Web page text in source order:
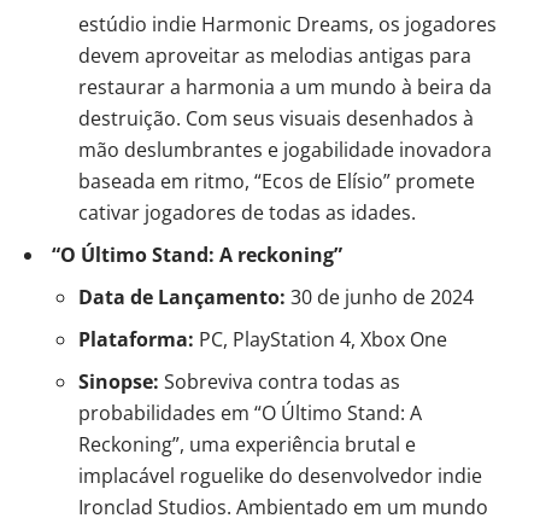
estúdio indie Harmonic Dreams, os jogadores
devem aproveitar as melodias antigas para
restaurar a harmonia a um mundo à beira da
destruição. Com seus visuais desenhados à
mão deslumbrantes e jogabilidade inovadora
baseada em ritmo, “Ecos de Elísio” promete
cativar jogadores de todas as idades.
“O Último Stand: A reckoning”
Data de Lançamento: 30 de junho de 2024
Plataforma: PC, PlayStation 4, Xbox One
Sinopse: Sobreviva contra todas as
probabilidades em “O Último Stand: A
Reckoning”, uma experiência brutal e
implacável roguelike do desenvolvedor indie
Ironclad Studios. Ambientado em um mundo